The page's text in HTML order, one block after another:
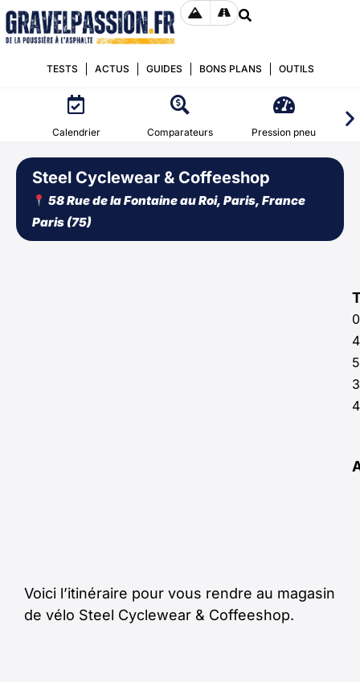
TESTS ACTUS GUIDES BONS PLANS OUTILS
Calendrier Comparateurs Pression pneu
Steel Cyclewear & Coffeeshop
58 Rue de la Fontaine au Roi, Paris, France
Paris (75)
Voici l’itinéraire pour vous rendre au magasin
de vélo Steel Cyclewear & Coffeeshop.